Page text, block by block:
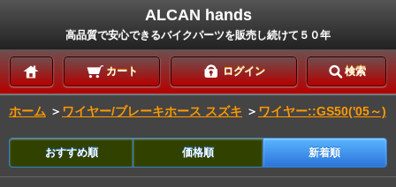
ALCAN hands
高品質で安心できるバイクパーツを販売し続けて５０年
カート ログイン 検索
ホーム ＞ ワイヤー/ブレーキホース スズキ ＞ ワイヤー::GS50('05～)
おすすめ順 価格順 新着順